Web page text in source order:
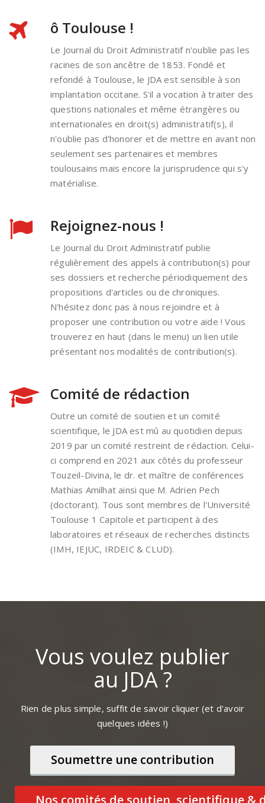
ô Toulouse !
Le Journal du Droit Administratif n'oublie pas les
racines de son ancêtre de 1853. Fondé et
refondé à Toulouse, le JDA est sensible à son
implantation occitane. S'il a vocation à traiter des
questions nationales et même étrangères ou
internationales en droit(s) administratif(s), il
n'oublie pas d'honorer et de mettre en avant non
seulement ses partenaires et membres
toulousains mais encore la jurisprudence qui s'y
matérialise.
Rejoignez-nous !
Le Journal du Droit Administratif publie
régulièrement des appels à contribution(s) pour
ses dossiers et recherche périodiquement des
propositions d'articles ou de chroniques.
N'hésitez donc pas à nous rejoindre et à
proposer une contribution ou votre aide ! Vous
trouverez en haut (dans le menu) un lien utile
présentant nos modalités de contribution(s).
Comité de rédaction
Outre un comité de soutien et un comité
scientifique, le JDA est mû au quotidien depuis
2019 par un comité restreint de rédaction. Celui-
ci comprend en 2021 aux côtés du professeur
Touzeil-Divina, le dr. et maître de conférences
Mathias Amilhat ainsi que M. Adrien Pech
(doctorant). Tous sont membres de l'Université
Toulouse 1 Capitole et participent à des
laboratoires et réseaux de recherches distincts
(IMH, IEJUC, IRDEIC & CLUD).
Vous voulez publier
au JDA ?
Rien de plus simple, suffit de savoir cliquer (et d'avoir
quelques idées !)
Soumettre une contribution
Nos comités de soutien, scientifique &